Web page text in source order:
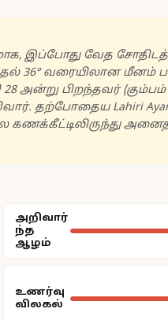
இப்போது வேத
36° வரையிலான மீனம்
அன்று பிறந்தவர்
தற்போதைய Lahiri
அறிவார்
ந்த
ஆழம்
உணர்வு
விலகல்